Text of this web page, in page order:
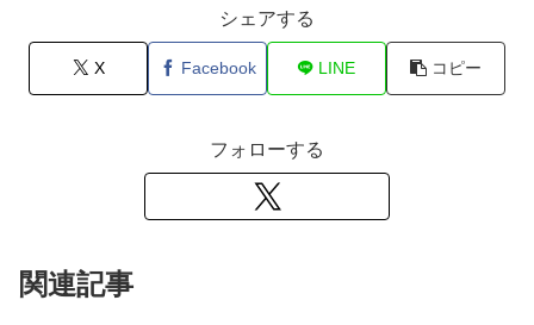
シェアする
X Facebook LINE コピー
フォローする
関連記事